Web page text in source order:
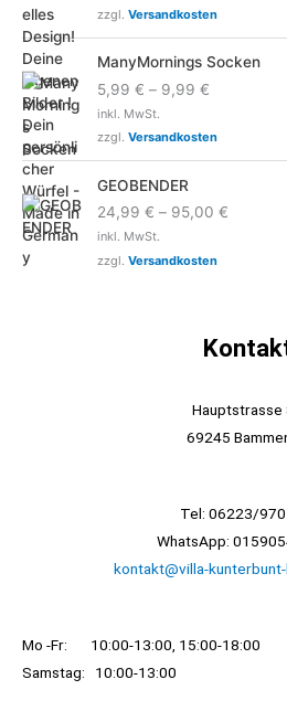
zzgl.Versandkosten
ManyMornings Socken
5,99€ – 9,99€
inkl. MwSt.
zzgl.Versandkosten
GEOBENDER
24,99€ – 95,00€
inkl. MwSt.
zzgl.Versandkosten
Hauptstrasse
69245
Tel: 06223/
WhatsApp:
kontakt@villa-
Mo -Fr: 10:00-13:00, 15:00-18:00
Samstag: 10:00-13:00